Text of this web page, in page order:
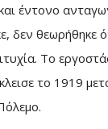
έντονο
δεν θεωρήθηκε
Το
το 1919